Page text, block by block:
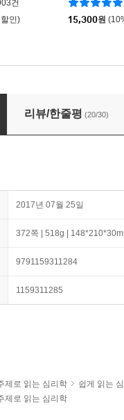
건
인) 15,300원
리뷰/한줄평 (20/30)
2017년 07월 25일
372쪽 | 518g |
9791159311284
1159311285
제로 읽는 심리학
쉽게 읽는
제로 읽는 심리학